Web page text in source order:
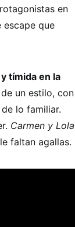
en
escape que
tímida en la
un estilo, con
lo familiar.
Carmen y Lola
faltan agallas.